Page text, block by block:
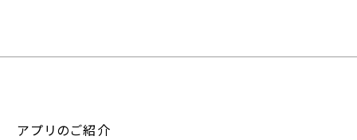
アプリのご紹介